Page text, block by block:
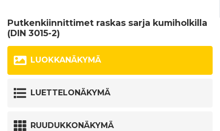
Putkenkiinnittimet raskas sarja kumiholkilla
(DIN 3015-2)
LUOKKANÄKYMÄ
LUETTELONÄKYMÄ
RUUDUKKONÄKYMÄ